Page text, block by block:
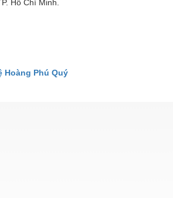
Hồ Chí Minh.
Hoàng Phú Quý